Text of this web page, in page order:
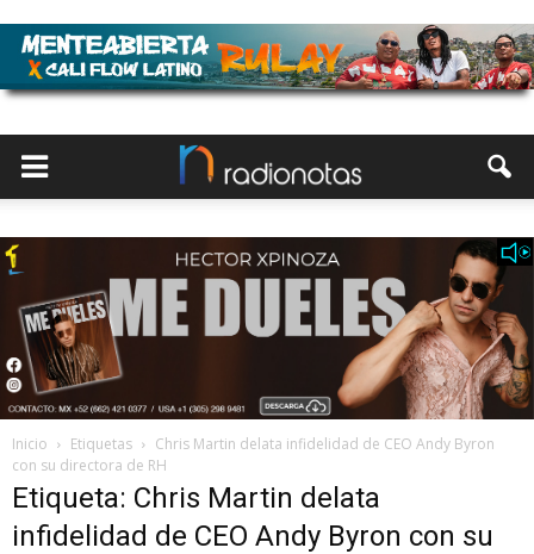
Inicio Etiquetas
Chris Martin delata infidelidad de CEO Andy Byron
con su directora de RH
Etiqueta: Chris Martin delata
infidelidad de CEO Andy Byron con su